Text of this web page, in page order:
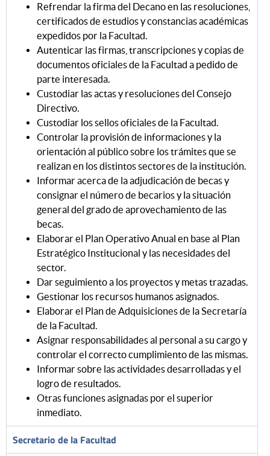
Refrendar la firma del Decano en las resoluciones,
certificados de estudios y constancias académicas
expedidos por la Facultad.
Autenticar las firmas, transcripciones y copias de
documentos oficiales de la Facultad a pedido de
parte interesada.
Custodiar las actas y resoluciones del Consejo
Directivo.
Custodiar los sellos oficiales de la Facultad.
Controlar la provisión de informaciones y la
orientación al público sobre los trámites que se
realizan en los distintos sectores de la institución.
Informar acerca de la adjudicación de becas y
consignar el número de becarios y la situación
general del grado de aprovechamiento de las
becas.
Elaborar el Plan Operativo Anual en base al Plan
Estratégico Institucional y las necesidades del
sector.
Dar seguimiento a los proyectos y metas trazadas.
Gestionar los recursos humanos asignados.
Elaborar el Plan de Adquisiciones de la Secretaría
de la Facultad.
Asignar responsabilidades al personal a su cargo y
controlar el correcto cumplimiento de las mismas.
Informar sobre las actividades desarrolladas y el
logro de resultados.
Otras funciones asignadas por el superior
inmediato.
Secretario de la Facultad